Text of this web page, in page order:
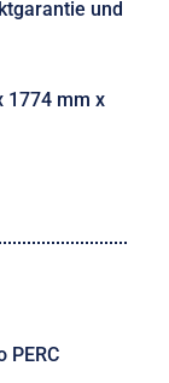
und
1774 mm x
PERC